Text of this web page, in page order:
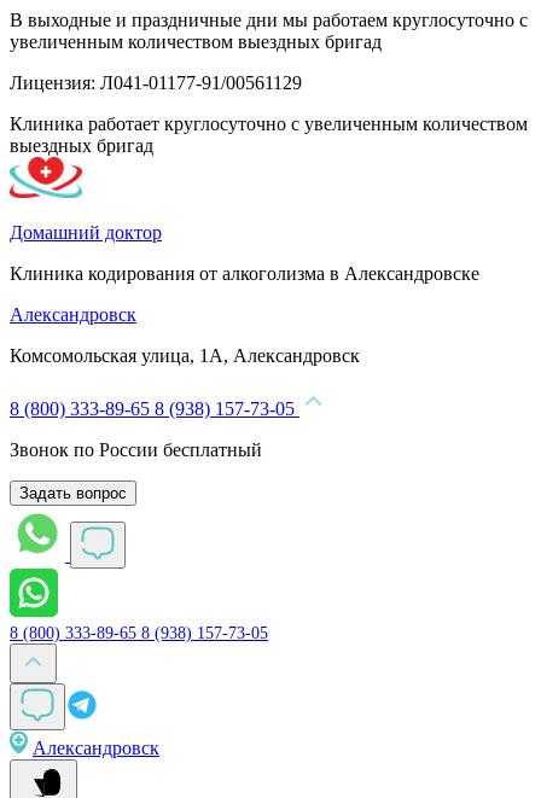
В выходные и праздничные дни мы работаем круглосуточно с
увеличенным количеством выездных бригад
Лицензия: Л041-01177-91/00561129
Клиника работает круглосуточно с увеличенным количеством
выездных бригад
Домашний доктор
Клиника кодирования от алкоголизма в Александровске
Александровск
Комсомольская улица, 1А, Александровск
8 (800) 333-89-65 8 (938) 157-73-05
Звонок по России бесплатный
Задать вопрос
8 (800) 333-89-65 8 (938) 157-73-05
Александровск